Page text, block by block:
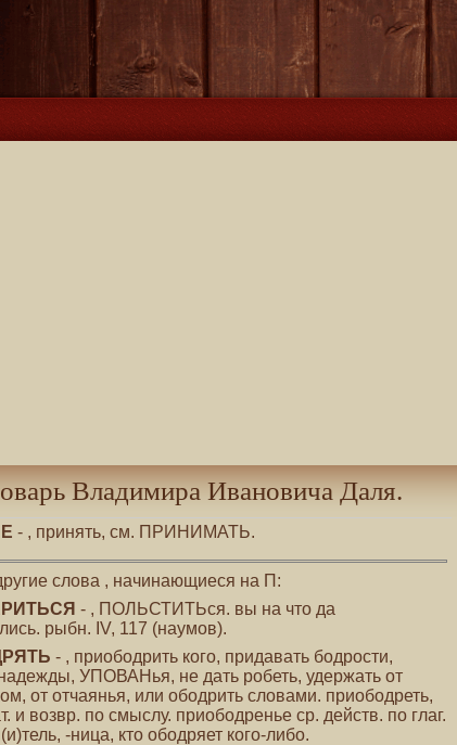
Владимира Ивановича Даля.
- , принять, см. ПРИНИМАТЬ.
слова , начинающиеся на П:
- , ПОЛЬСТИТЬся. вы на что да
рыбн. IV, 117 (наумов).
- , приободрить кого, придавать бодрости,
УПОВАНья, не дать робеть, удержать от
от отчаянья, или ободрить словами. приободреть,
и возвр. по смыслу. приободренье ср. действ. по глаг.
-ница, кто ободряет кого-либо.